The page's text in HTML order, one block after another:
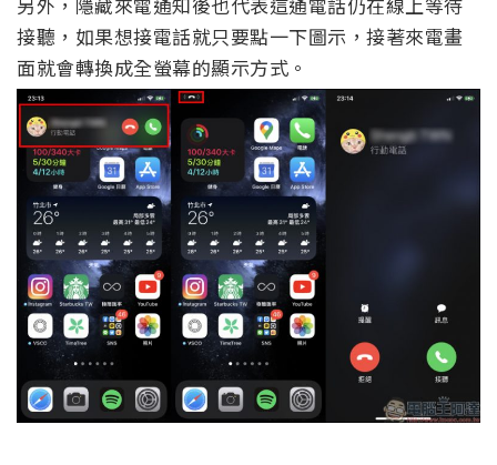
接聽，如果想接電話就只要點一下圖示，接著來電畫
面就會轉換成全螢幕的顯示方式。